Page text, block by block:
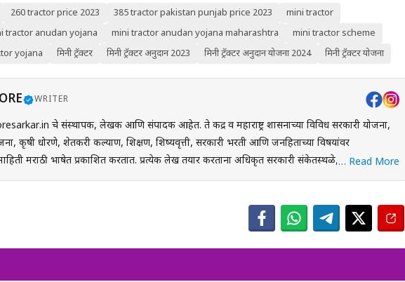
260 tractor price 2023 385 tractor pakistan punjab price 2023
mini tractor
tractor anudan yojana mini tractor anudan yojana maharashtra
mini tractor scheme
yojana मिनी ट्रॅक्टर मिनी ट्रॅक्टर अनुदान 2023 मिनी ट्रॅक्टर अनुदान योजना 2024 मिनी ट्रॅक्टर योजना
WRITER
चे संस्थापक, लेखक आणि संपादक आहेत. ते केंद्र व महाराष्ट्र शासनाच्या विविध सरकारी योजना,
कृषी धोरणे, शेतकरी कल्याण, शिक्षण, शिष्यवृत्ती, सरकारी भरती आणि जनहिताच्या विषयांवर
प्रकाशित करतात. प्रत्येक लेख तयार करताना अधिकृत सरकारी संकेतस्थळे, शासन निर्णय
विभागीय परिपत्रके आणि संबंधित अधिकृत स्रोतांचा संदर्भ घेऊन माहितीची पडताळणी केली जाते. वाचकांना
विश्वासार्ह, अद्ययावत आणि उपयुक्त माहिती पोहोचवणे हा आहे. प्रकाशित माहिती वेळोवेळी अद्ययावत ठेवण्याचा
अधिकृत निर्णयामध्ये बदल झाल्यास संबंधित लेख देखील अद्ययावत करण्यात येतात. या संकेतस्थळावरील
आणि मार्गदर्शनाच्या उद्देशाने प्रकाशित केली जाते. कोणत्याही सरकारी योजनेसाठी अर्ज करण्यापूर्वी
… Read More